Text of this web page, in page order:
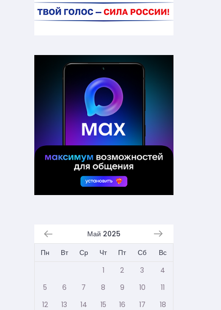
Май 2025
Пн
Вт Ср Чт Пт Сб
Вс
1
2 3
4
5
6 7 8 9 10
11
12
13 14 15 16 17
18